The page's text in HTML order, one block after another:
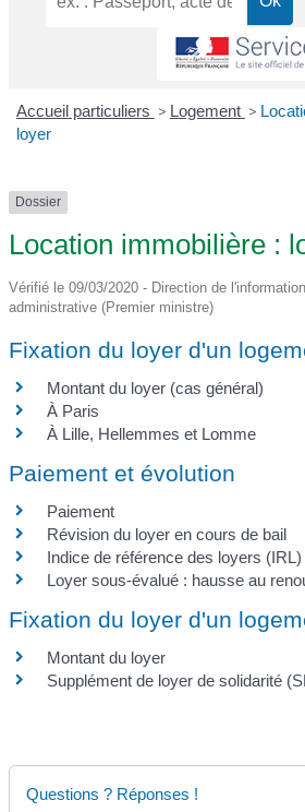
Accueil particuliers > Logement >
loyer
Dossier
Location immobilière :
Vérifié le 09/03/2020 - Direction de
administrative (Premier ministre)
Fixation du loyer d'un
Montant du loyer (cas général)
À Paris
À Lille, Hellemmes et Lomme
Paiement et évolution
Paiement
Révision du loyer en cours de bail
Indice de référence des loyers (IRL)
Loyer sous-évalué : hausse au
Fixation du loyer d'un
Montant du loyer
Supplément de loyer de solidarité
Questions ? Réponses !